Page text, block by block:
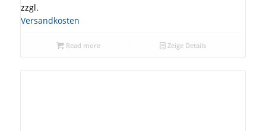
zzgl.
Versandkosten
Read more Zeige Details